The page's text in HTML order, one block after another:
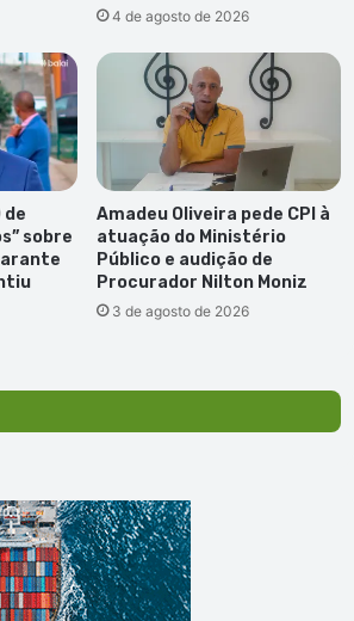
4 de agosto de 2026
de
sobre
Amadeu Oliveira pede CPI à
atuação do Ministério
Público e audição de
Procurador Nilton Moniz
3 de agosto de 2026